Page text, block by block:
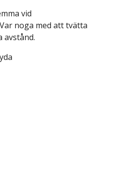
vid
noga med att tvätta
avstånd.